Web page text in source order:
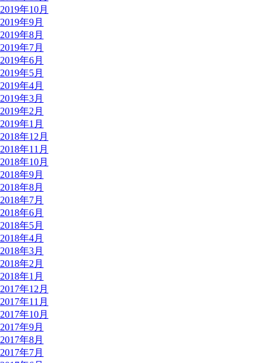
2019年10月
2019年9月
2019年8月
2019年7月
2019年6月
2019年5月
2019年4月
2019年3月
2019年2月
2019年1月
2018年12月
2018年11月
2018年10月
2018年9月
2018年8月
2018年7月
2018年6月
2018年5月
2018年4月
2018年3月
2018年2月
2018年1月
2017年12月
2017年11月
2017年10月
2017年9月
2017年8月
2017年7月